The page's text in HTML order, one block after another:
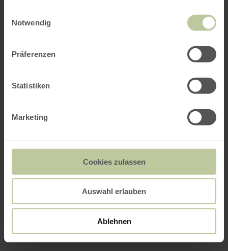
Notwendig
Präferenzen
Statistiken
Marketing
Cookies zulassen
Auswahl erlauben
Ablehnen